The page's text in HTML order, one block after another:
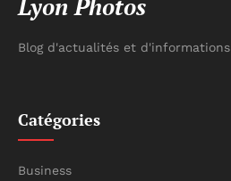
Lyon Photos
Blog d'actualités et d'informations
Catégories
Business